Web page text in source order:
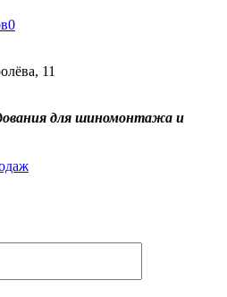
0
11
для шиномонтажа и